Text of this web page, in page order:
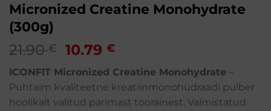
Micronized Creatine Monohydrate
(300g)
21.90€
Algne
hind
oli:
21.90 €.
10.79€
hind
on:
10.79 €.
ICONFIT Micronized Creatine Monohydrate –
Puhtaim kvaliteetne kreatiinmonohüdraadi pulber
hoolikalt valitud parimast toorainest. Valmistatud